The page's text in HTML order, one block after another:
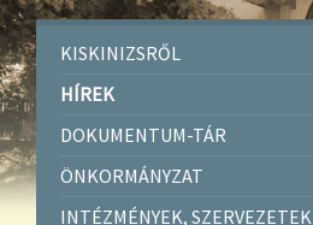
KISKINIZSRŐL
HÍREK
DOKUMENTUM-TÁR
ÖNKORMÁNYZAT
INTÉZMÉNYEK, SZERVEZETEK